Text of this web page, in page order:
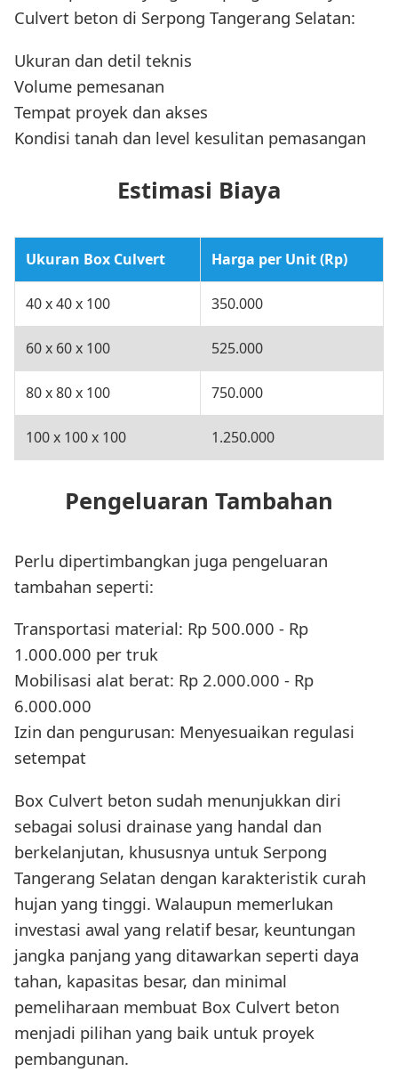
Culvert beton di Serpong Tangerang Selatan:
Ukuran dan detil teknis
Volume pemesanan
Tempat proyek dan akses
Kondisi tanah dan level kesulitan pemasangan
Estimasi Biaya
Ukuran Box Culvert Harga per Unit (Rp)
40 x 40 x 100 350.000
60 x 60 x 100 525.000
80 x 80 x 100 750.000
100 x 100 x 100 1.250.000
Pengeluaran Tambahan
Perlu dipertimbangkan juga pengeluaran
tambahan seperti:
Transportasi material: Rp 500.000 - Rp
1.000.000 per truk
Mobilisasi alat berat: Rp 2.000.000 - Rp
6.000.000
Izin dan pengurusan: Menyesuaikan regulasi
setempat
Box Culvert beton sudah menunjukkan diri
sebagai solusi drainase yang handal dan
berkelanjutan, khususnya untuk Serpong
Tangerang Selatan dengan karakteristik curah
hujan yang tinggi. Walaupun memerlukan
investasi awal yang relatif besar, keuntungan
jangka panjang yang ditawarkan seperti daya
tahan, kapasitas besar, dan minimal
pemeliharaan membuat Box Culvert beton
menjadi pilihan yang baik untuk proyek
pembangunan.